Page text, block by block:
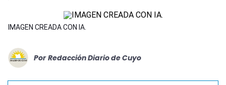
IMAGEN CREADA CON IA.
Por Redacción Diario de Cuyo